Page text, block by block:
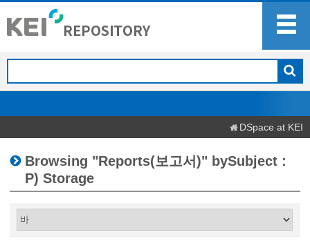
DSpace at KEI
Browsing "Reports(보고서)" bySubject :
P) Storage